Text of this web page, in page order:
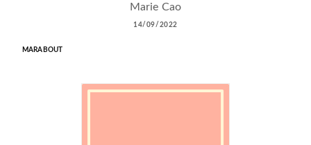
Marie Cao
14/09/2022
MARABOUT